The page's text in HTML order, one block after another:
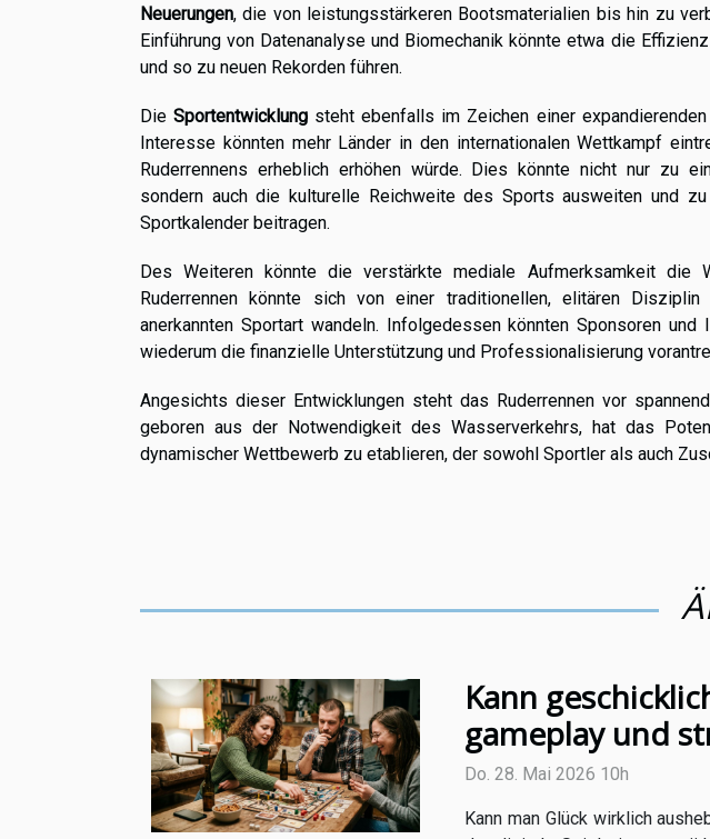
Neuerungen, die von leistungsstärkeren Bootsmaterialien bis hin zu
Einführung von Datenanalyse und Biomechanik könnte etwa die
und so zu neuen Rekorden führen.
DieSportentwicklung steht ebenfalls im Zeichen einer
Interesse könnten mehr Länder in den internationalen Wettkampf
Ruderrennens erheblich erhöhen würde. Dies könnte nicht nur zu
sondern auch die kulturelle Reichweite des Sports ausweiten und
Sportkalender beitragen.
Des Weiteren könnte die verstärkte mediale Aufmerksamkeit die
Ruderrennen könnte sich von einer traditionellen, elitären
anerkannten Sportart wandeln. Infolgedessen könnten Sponsoren
wiederum die finanzielle Unterstützung und Professionalisierung
Angesichts dieser Entwicklungen steht das Ruderrennen vor
geboren aus der Notwendigkeit des Wasserverkehrs, hat das
dynamischer Wettbewerb zu etablieren, der sowohl Sportler als auch
Kann
gameplay und
Do. 28. Mai 2026 10h
Kann man Glück wirklich